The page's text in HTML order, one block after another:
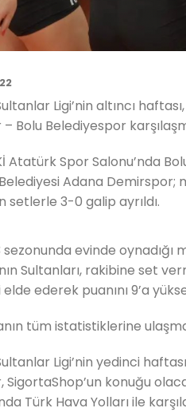
Ligi’nin altıncı
Bolu Belediyespor
Atatürk Spor Salonu’nda
Adana Demirspor;
setlerle 3-0 galip ayrıldı.
evinde oynadığı
Sultanları, rakibine set
ederek puanını 9’a
tüm istatistiklerine
Ligi’nin yedinci
SigortaShop’un konuğu
Türk Hava Yolları ile